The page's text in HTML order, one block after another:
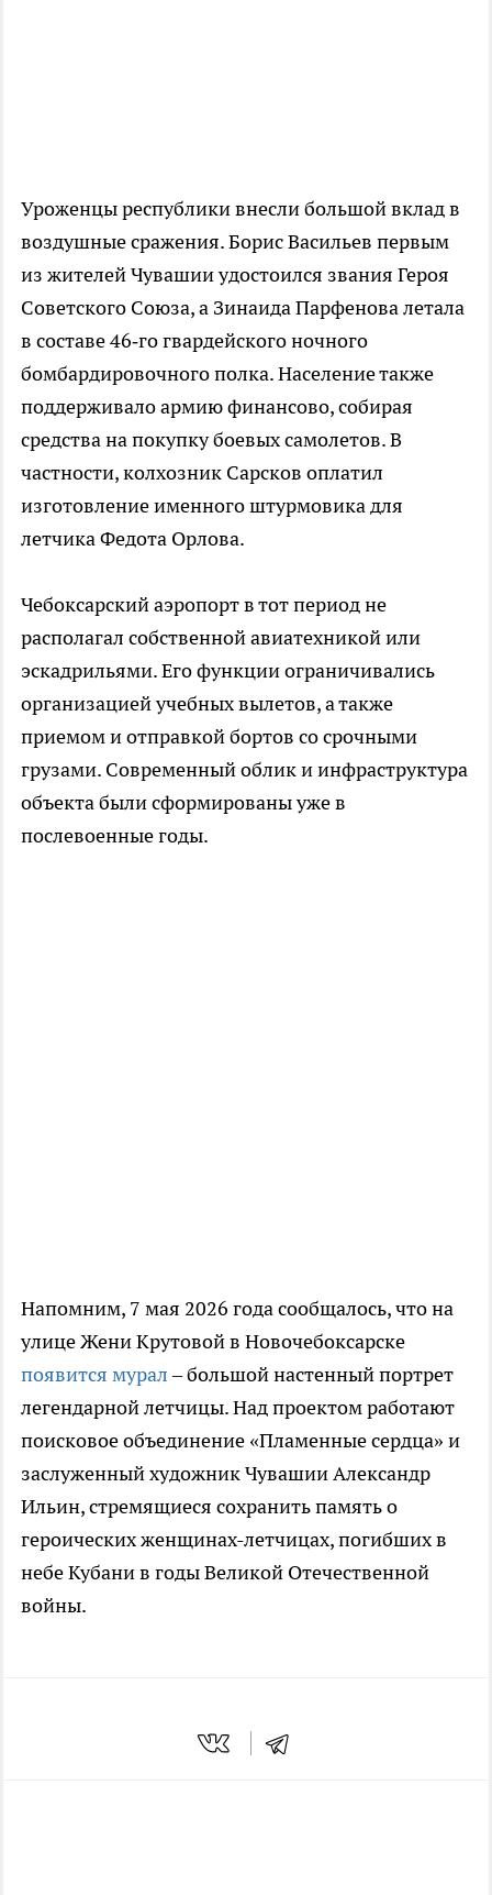
Уроженцы республики внесли большой вклад в
воздушные сражения. Борис Васильев первым
из жителей Чувашии удостоился звания Героя
Советского Союза, а Зинаида Парфенова летала
в составе 46‑го гвардейского ночного
бомбардировочного полка. Население также
поддерживало армию финансово, собирая
средства на покупку боевых самолетов. В
частности, колхозник Сарсков оплатил
изготовление именного штурмовика для
летчика Федота Орлова.
Чебоксарский аэропорт в тот период не
располагал собственной авиатехникой или
эскадрильями. Его функции ограничивались
организацией учебных вылетов, а также
приемом и отправкой бортов со срочными
грузами. Современный облик и инфраструктура
объекта были сформированы уже в
послевоенные годы.
Напомним, 7 мая 2026 года сообщалось, что на
улице Жени Крутовой в Новочебоксарске
появится мурал– большой настенный портрет
легендарной летчицы. Над проектом работают
поисковое объединение «Пламенные сердца» и
заслуженный художник Чувашии Александр
Ильин, стремящиеся сохранить память о
героических женщинах-летчицах, погибших в
небе Кубани в годы Великой Отечественной
войны.